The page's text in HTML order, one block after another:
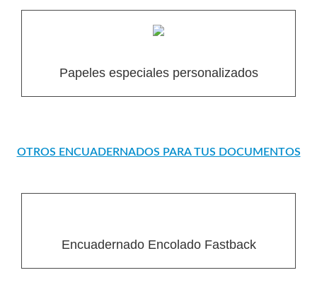
Papeles especiales personalizados
OTROS ENCUADERNADOS PARA TUS DOCUMENTOS
Encuadernado Encolado Fastback